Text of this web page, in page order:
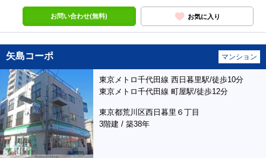
お問い合わせ(無料) お気に入り
矢島コーポ マンション
東京メトロ千代田線 西日暮里駅/徒歩10分
東京メトロ千代田線 町屋駅/徒歩12分
東京都荒川区西日暮里６丁目
3階建 / 築38年